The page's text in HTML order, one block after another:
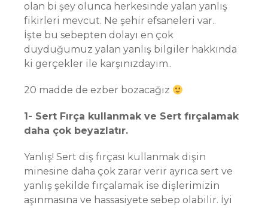
olan bi şey olunca herkesinde yalan yanlış
fikirleri mevcut. Ne şehir efsaneleri var..
İşte bu sebepten dolayı en çok
duyduğumuz yalan yanlış bilgiler hakkında
ki gerçekler ile karşınızdayım..
20 madde de ezber bozacağız
1- Sert Fırça kullanmak ve Sert fırçalamak
daha çok beyazlatır.
Yanlış! Sert diş fırçası kullanmak dişin
minesine daha çok zarar verir ayrıca sert ve
yanlış şekilde fırçalamak ise dişlerimizin
aşınmasına ve hassasiyete sebep olabilir. İyi